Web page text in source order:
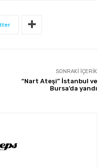
SONRAKI İÇERIK
“Nart Ateşi” İstanbul ve
Bursa’da yandı